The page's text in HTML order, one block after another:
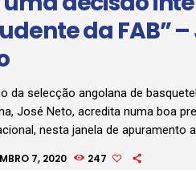
da FAB” –
da selecção angolana de
José Neto, acredita numa boa
nesta janela de apuramento
em Luanda, à Rádio 5, durante
7, 2020 247